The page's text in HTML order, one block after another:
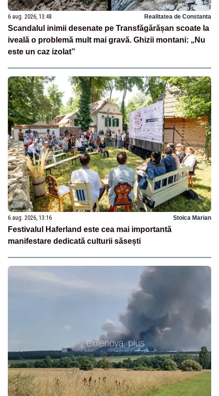
6 aug. 2026, 13:48 Realitatea de Constanta
Scandalul inimii desenate pe Transfăgărășan scoate la
iveală o problemă mult mai gravă. Ghizii montani: „Nu
este un caz izolat”
6 aug. 2026, 13:16 Stoica Marian
Festivalul Haferland este cea mai importantă
manifestare dedicată culturii săsești